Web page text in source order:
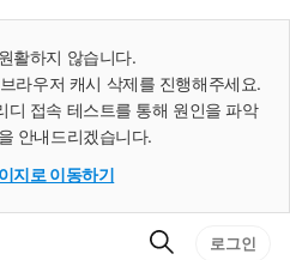
활하지 않습니다.
라우저 캐시 삭제를 진행해주세요.
디 접속 테스트를 통해 원인을 파악
안내드리겠습니다.
지로 이동하기
검
로그인